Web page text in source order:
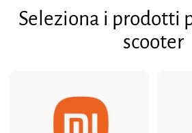
3
4
Seleziona i prodotti
scooter